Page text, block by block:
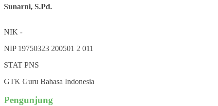
Sunarni, S.Pd.
NIK -
NIP 19750323 200501 2 011
STAT PNS
GTK Guru Bahasa Indonesia
Pengunjung